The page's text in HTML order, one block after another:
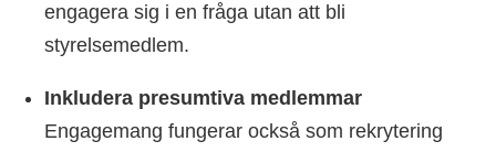
engagera sig i en fråga utan att bli
styrelsemedlem.
Inkludera presumtiva medlemmar
Engagemang fungerar också som rekrytering